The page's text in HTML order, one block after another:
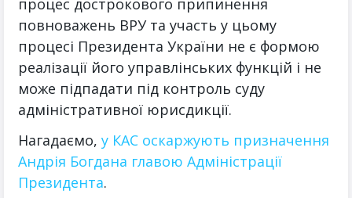
процес дострокового припинення
повноважень ВРУ та участь у цьому
процесі Президента України не є формою
реалізації його управлінських функцій і не
може підпадати під контроль суду
адміністративної юрисдикції.
Нагадаємо, у КАС оскаржують призначення
Андрія Богдана главою Адміністрації
Президента.